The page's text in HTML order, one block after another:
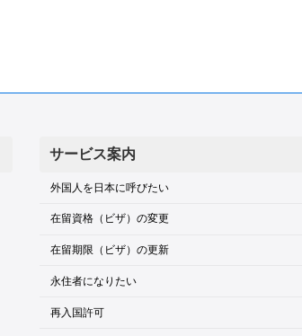
サービス案内
外国人を日本に呼びたい
在留資格（ビザ）の変更
在留期限（ビザ）の更新
永住者になりたい
再入国許可